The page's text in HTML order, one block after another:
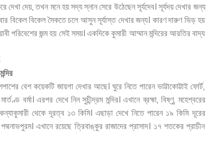
দেয়, তখন মনে হয় সদ্য স্নান সেরে উঠেছেন সূর্যদেব। সূর্যদয় দেখার জন্য
বিকেল বিকেল সৈকতে চলে আসুন সূর্যাস্ত দেখার জন্য। কারণ দারুণ ভিড় হয়
পরিবেশের জন্ম হয় সেই সময়। একদিকে কুমারী আম্মান মন্দিরের আরতির বাদ্য
বেশ কয়েকটি জায়গা দেখার আছে। ঘুরে নিতে পারেন ভাট্টাকোট্টাই ফোর্ট,
বর্মা। এরপর দেখে নিন সুচীন্দ্রম মন্দির। এখানে ব্রহ্মা, বিষ্ণু, মহেশ্বরের
থেকে দূরত্ব ১৩ কিমি। এছাড়া দেখে নিতে পারেন ১৯ কিমি দূরের
এখানে রয়েছে ত্রিবাঙ্কুর রাজাদের প্রাসাদ। ১৭ শতকের প্রাচীন